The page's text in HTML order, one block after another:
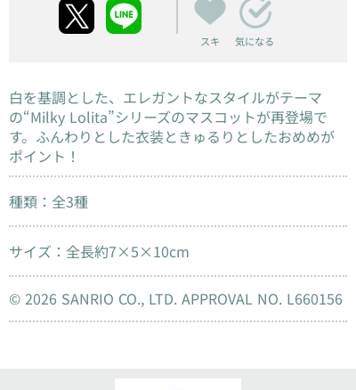
スキ 気になる
白を基調とした、エレガントなスタイルがテーマ
の“Milky Lolita”シリーズのマスコットが再登場で
す。ふんわりとした衣装ときゅるりとしたおめめが
ポイント！
種類：全3種
サイズ：全長約7×5×10cm
© 2026 SANRIO CO., LTD. APPROVAL NO. L660156